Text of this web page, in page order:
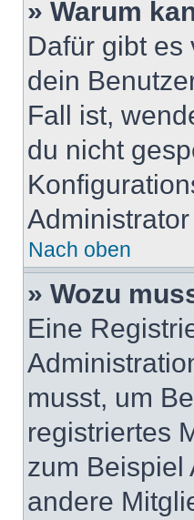
» Warum
Dafür gibt es
dein
Fall ist,
du nicht
Nach oben
» Wozu
Eine
musst, um
registriertes
zum Beispiel
andere